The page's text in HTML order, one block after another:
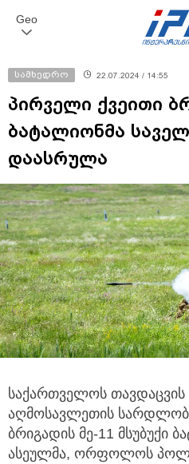
Geo
სამხედრო 22.07.2024 / 14:55
პირველი ქვეითი
ბატალიონმა
დაასრულა
საქართველოს თავდაცვის
აღმოსავლეთის
ბრიგადის მე-11 მსუბუქი
ასეულმა, ორფოლოს